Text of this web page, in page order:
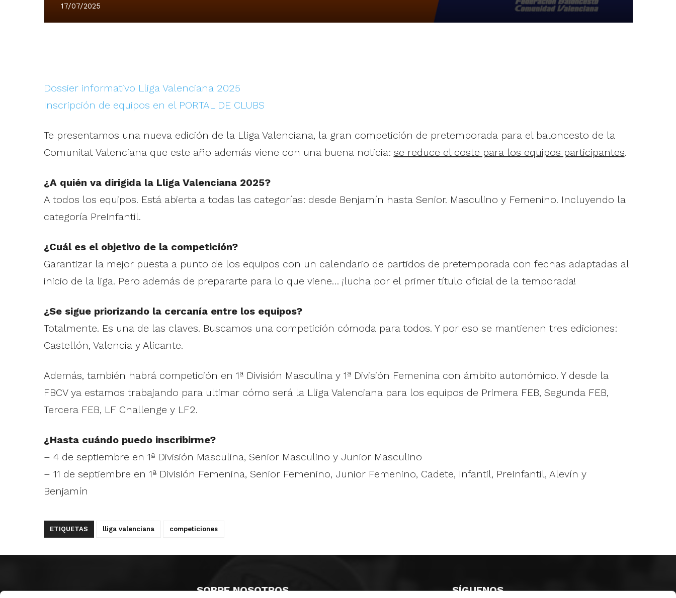
17/07/2025
Dossier informativo Lliga Valenciana 2025
Inscripción de equipos en el PORTAL DE CLUBS
Te presentamos una nueva edición de la Lliga Valenciana, la gran competición de pretemporada para el baloncesto de la
Comunitat Valenciana que este año además viene con una buena noticia: se reduce el coste para los equipos participantes.
¿A quién va dirigida la Lliga Valenciana 2025?
A todos los equipos. Está abierta a todas las categorías: desde Benjamín hasta Senior. Masculino y Femenino. Incluyendo la
categoría PreInfantil.
¿Cuál es el objetivo de la competición?
Garantizar la mejor puesta a punto de los equipos con un calendario de partidos de pretemporada con fechas adaptadas al
inicio de la liga. Pero además de prepararte para lo que viene… ¡lucha por el primer título oficial de la temporada!
¿Se sigue priorizando la cercanía entre los equipos?
Totalmente. Es una de las claves. Buscamos una competición cómoda para todos. Y por eso se mantienen tres ediciones:
Castellón, Valencia y Alicante.
Además, también habrá competición en 1ª División Masculina y 1ª División Femenina con ámbito autonómico. Y desde la
FBCV ya estamos trabajando para ultimar cómo será la Lliga Valenciana para los equipos de Primera FEB, Segunda FEB,
Tercera FEB, LF Challenge y LF2.
¿Hasta cuándo puedo inscribirme?
– 4 de septiembre en 1ª División Masculina, Senior Masculino y Junior Masculino
– 11 de septiembre en 1ª División Femenina, Senior Femenino, Junior Femenino, Cadete, Infantil, PreInfantil, Alevín y
Benjamín
ETIQUETAS lliga valenciana competiciones
SOBRE NOSOTROS SÍGUENOS